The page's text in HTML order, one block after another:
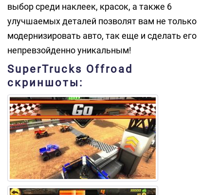
выбор среди наклеек, красок, а также 6
улучшаемых деталей позволят вам не только
модернизировать авто, так еще и сделать его
непревзойденно уникальным!
SuperTrucks Offroad
скриншоты: